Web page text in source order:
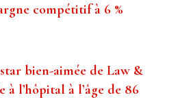
compétitif à 6 %
bien-aimée de Law &
à l’hôpital à l’âge de 86